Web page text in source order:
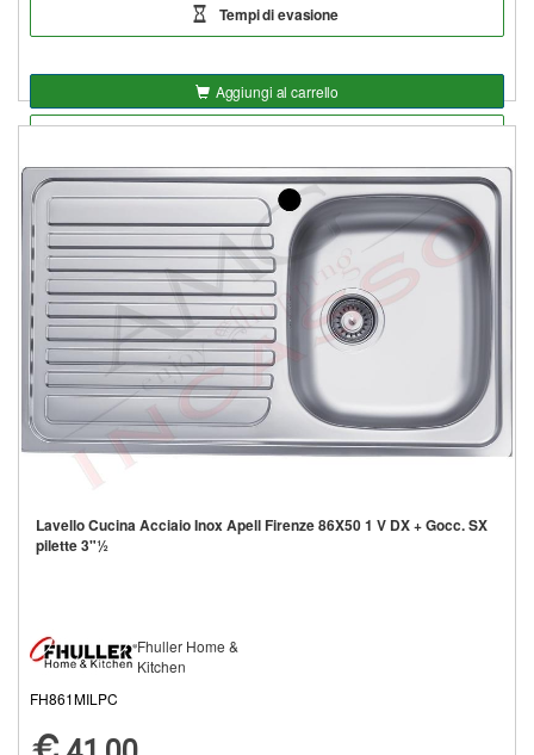
Tempi di evasione
Aggiungi al carrello
Aggiungi alla lista
Lavello Cucina Acciaio Inox Apell Firenze 86X50 1 V DX + Gocc. SX
pilette 3"½
Fhuller Home &
Kitchen
FH861MILPC